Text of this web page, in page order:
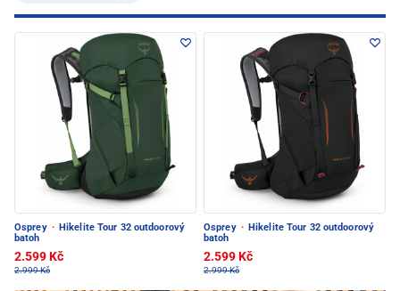
Osprey · Hikelite Tour 32 outdoorový
batoh
2.599 Kč
2.999 Kč
Osprey · Hikelite Tour 32 outdoorový
batoh
2.599 Kč
2.999 Kč